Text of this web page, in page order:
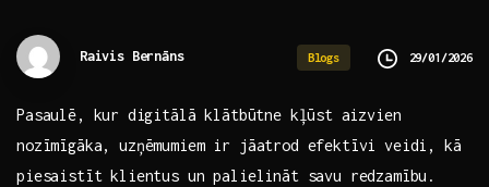
Raivis Bernāns Blogs 29/01/2026
Pasaulē,‌ kur⁣ digitālā klātbūtne kļūst ⁣aizvien
nozīmīgāka, uzņēmumiem ir jāatrod efektīvi veidi, kā‍
piesaistīt klientus un palielināt savu redzamību.